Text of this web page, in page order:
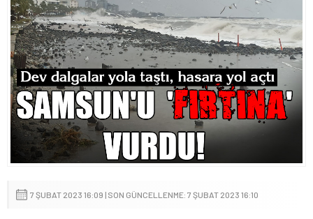
7 ŞUBAT 2023 16:09 | SON GÜNCELLENME: 7 ŞUBAT 2023 16:10